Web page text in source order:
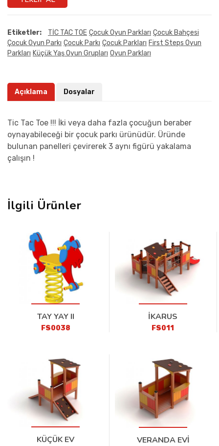
Etiketler: TİC TAC TOE Çocuk Oyun Parkları Çocuk Bahçesi
Çocuk Oyun Parkı Çocuk Parkı Çocuk Parkları First Steps Oyun
Parkları Küçük Yaş Oyun Grupları Oyun Parkları
Açıklama Dosyalar
Tic Tac Toe !!! İki veya daha fazla çocuğun beraber
oynayabileceği bir çocuk parkı ürünüdür. Üründe
bulunan panelleri çevirerek 3 aynı figürü yakalama
çalışın !
İlgili Ürünler
TAY YAY II
FS0038
İKARUS
FS011
KÜÇÜK EV VERANDA EVİ